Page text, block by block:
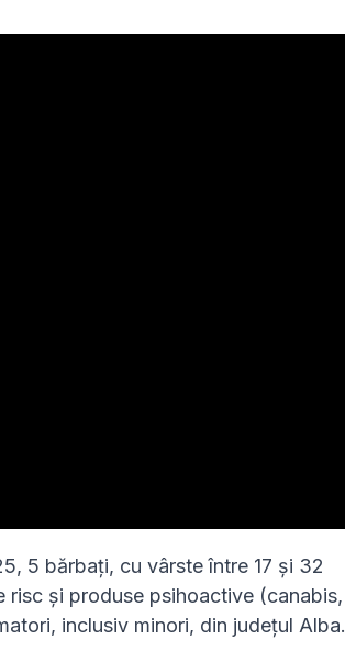
5 bărbați, cu vârste între 17 și 32
și produse psihoactive (canabis,
inclusiv minori, din județul Alba.